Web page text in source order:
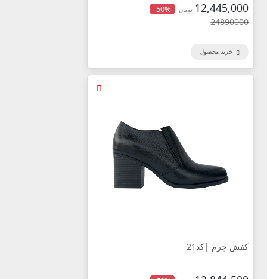
12,445,000 تومان -50%
24890000
خرید محصول
کفش چرم |کد21